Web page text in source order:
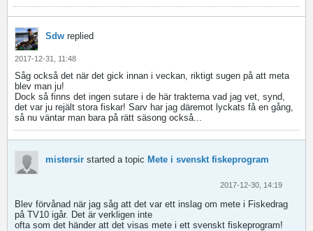
Sdw replied
2017-12-31, 11:48
Såg också det när det gick innan i veckan, riktigt sugen på att meta
blev man ju!
Dock så finns det ingen sutare i de här trakterna vad jag vet, synd,
det var ju rejält stora fiskar! Sarv har jag däremot lyckats få en gång,
så nu väntar man bara på rätt säsong också...
mistersir started a topic Mete i svenskt fiskeprogram
2017-12-30, 14:19
Blev förvånad när jag såg att det var ett inslag om mete i Fiskedrag
på TV10 igår. Det är verkligen inte
ofta som det händer att det visas mete i ett svenskt fiskeprogram!